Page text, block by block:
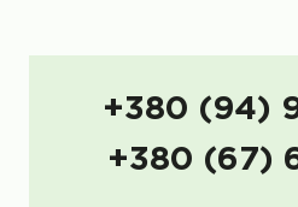
+380 (94)
+380 (67)